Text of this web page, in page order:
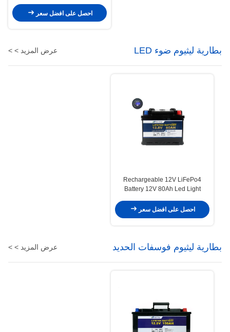
احصل على افضل سعر
بطارية ليثيوم ضوء LED عرض المزيد > >
Rechargeable 12V LiFePo4
Battery 12V 80Ah Led Light
tricycle
احصل على افضل سعر
بطارية ليثيوم فوسفات الحديد عرض المزيد > >